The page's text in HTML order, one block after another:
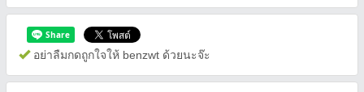
อย่าลืมกดถูกใจให้ benzwt ด้วยนะจ๊ะ